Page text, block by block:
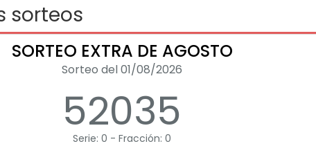
sorteos
SORTEO EXTRA DE AGOSTO
Sorteo del 01/08/2026
52035
Serie: 0 - Fracción: 0